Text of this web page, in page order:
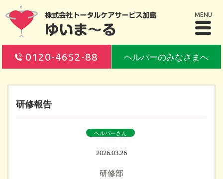
MENU
0120-4652-88 ヘルパーのみなさまへ
研修報告
ヘルパーさん
2026.03.26
研修部